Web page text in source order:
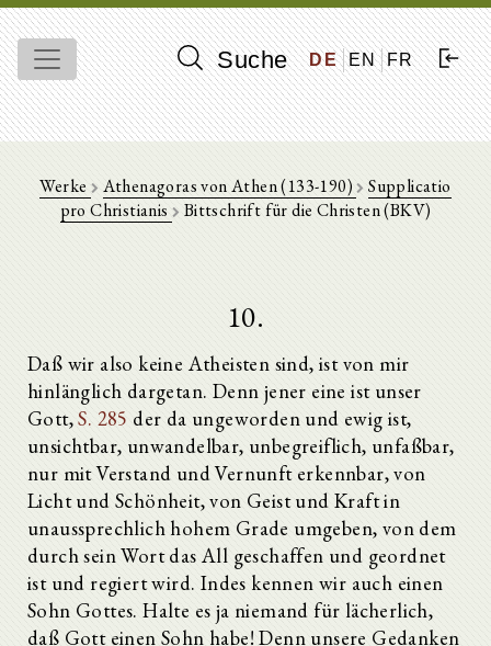
Suche DE EN FR
Werke Athenagoras von Athen (133-190) Supplicatio
pro Christianis
Bittschrift für die Christen (BKV)
10.
Daß wir also keine Atheisten sind, ist von mir
hinlänglich dargetan. Denn jener eine ist unser
Gott,S. 285 der da ungeworden und ewig ist,
unsichtbar, unwandelbar, unbegreiflich, unfaßbar,
nur mit Verstand und Vernunft erkennbar, von
Licht und Schönheit, von Geist und Kraft in
unaussprechlich hohem Grade umgeben, von dem
durch sein Wort das All geschaffen und geordnet
ist und regiert wird. Indes kennen wir auch einen
Sohn Gottes. Halte es ja niemand für lächerlich,
daß Gott einen Sohn habe! Denn unsere Gedanken